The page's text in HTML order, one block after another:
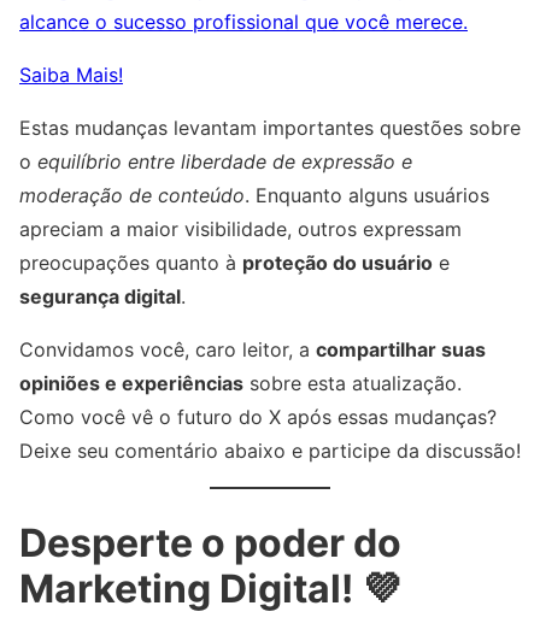
alcance o sucesso profissional que você merece.
Saiba Mais!
Estas mudanças levantam importantes questões sobre
o equilíbrio entre liberdade de expressão e
moderação de conteúdo. Enquanto alguns usuários
apreciam a maior visibilidade, outros expressam
preocupações quanto à proteção do usuário e
segurança digital.
Convidamos você, caro leitor, a compartilhar suas
opiniões e experiências sobre esta atualização.
Como você vê o futuro do X após essas mudanças?
Deixe seu comentário abaixo e participe da discussão!
Desperte o poder do
Marketing Digital! 💜